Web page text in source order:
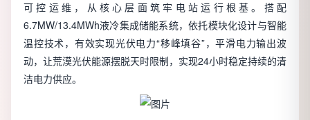
可控运维，从核心层面筑牢电站运行根基。搭配
6.7MW/13.4MWh液冷集成储能系统，依托模块化设计与智能
温控技术，有效实现光伏电力“移峰填谷”，平滑电力输出波
动，让荒漠光伏能源摆脱天时限制，实现24小时稳定持续的清
洁电力供应。